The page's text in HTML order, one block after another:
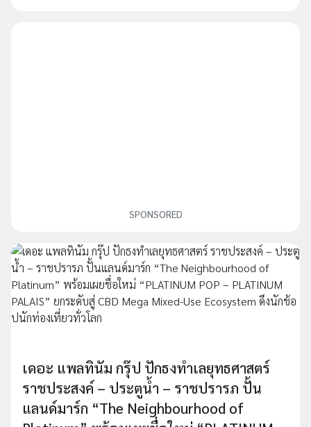
SPONSORED
เดอะ แพลทินัม กรุ๊ป ปักธงทำเลยุทธศาสตร์
ราชประสงค์ – ประตูน้ำ – ราชปรารภ ปั้น
แลนด์มาร์ก “The Neighbourhood of